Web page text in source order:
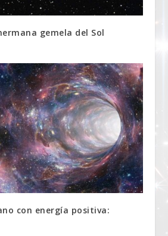
gemela del Sol
con energía positiva: